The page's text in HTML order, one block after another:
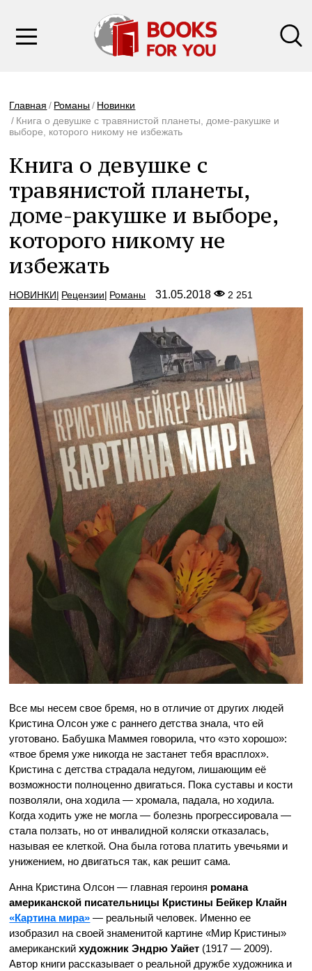
Главная Романы
Новинки
Книга о девушке с травянистой планеты, доме-ракушке и
выборе, которого никому не избежать
Книга о девушке с
травянистой планеты,
доме-ракушке и выборе,
которого никому не
избежать
НОВИНКИ Рецензии Романы 31.05.2018 2 251
Все мы несем свое бремя, но в отличие от других людей
Кристина Олсон уже с раннего детства знала, что ей
уготовано. Бабушка Маммея говорила, что «это хорошо»:
«твое бремя уже никогда не застанет тебя врасплох».
Кристина с детства страдала недугом, лишающим её
возможности полноценно двигаться. Пока суставы и кости
позволяли, она ходила — хромала, падала, но ходила.
Когда ходить уже не могла — болезнь прогрессировала —
стала ползать, но от инвалидной коляски отказалась,
называя ее клеткой. Она была готова платить увечьями и
унижением, но двигаться так, как решит сама.
Анна Кристина Олсон — главная героиня романа
американской писательницы Кристины Бейкер Клайн
«Картина мира» — реальный человек. Именно ее
изобразил на своей знаменитой картине «Мир Кристины»
американскийхудожник Эндрю Уайет (1917 — 2009).
Автор книги рассказывает о реальной дружбе художника и